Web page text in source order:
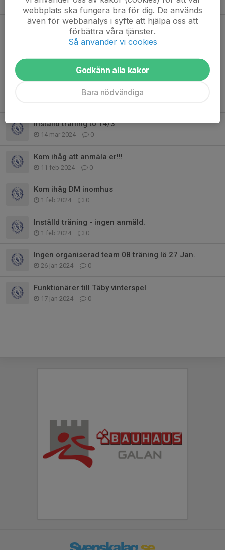
20 mar 2024 0
800 m A-heat
20 mar 2024 0
De tappra kraftmätningskillarna Victor och William
20 mar 2024 0
TIS nära brons på kraftmätningen
Inställd träning to 14/3
14 mar 2024 0
Kom ihåg att anmäla er!!!
11 feb 2024 0
Kom ihåg DM inomhus
1 feb 2024 0
Inställd träning - ingen anmäld.
1 feb 2024 0
Ingen organiserad team 08 träning lö 27 Jan.
26 jan 2024 0
Funktionärer till Täby vinterspel
17 jan 2024 0
webbplats ska fungera bra för dig. De används
även för webbanalys i syfte att hjälpa oss att
förbättra våra tjänster.
Så använder vi cookies
Godkänn alla kakor
Bara nödvändiga